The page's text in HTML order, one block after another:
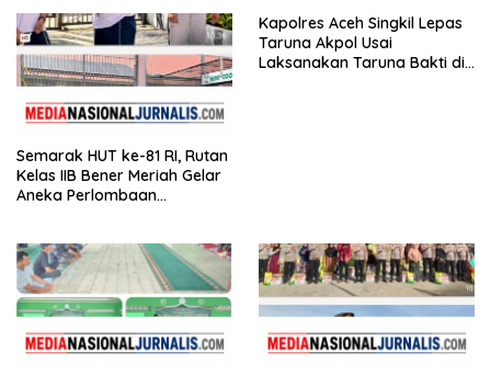
Semarak HUT ke-81 RI, Rutan
Kelas IIB Bener Meriah Gelar
Aneka Perlombaan
Kapolres Aceh Singkil Lepas
Taruna Akpol Usai
Laksanakan Taruna Bakti di